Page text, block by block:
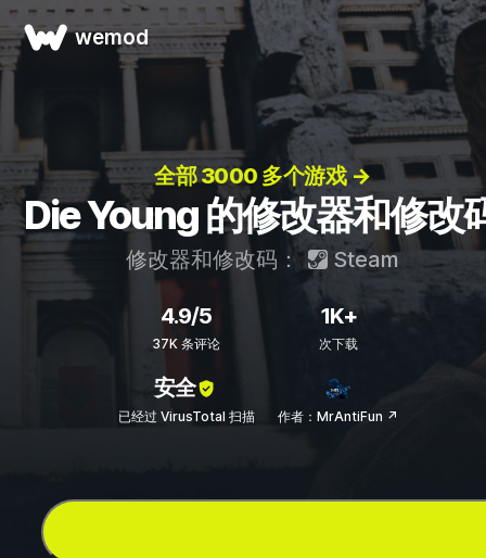
wemod
全部 3000 多个游戏 →
Die Young 的修改器和修改
修改器和修改码： Steam
4.9/5
37K 条评论
1K+
次下载
安全
已经过 VirusTotal 扫描 作者：MrAntiFun ↗